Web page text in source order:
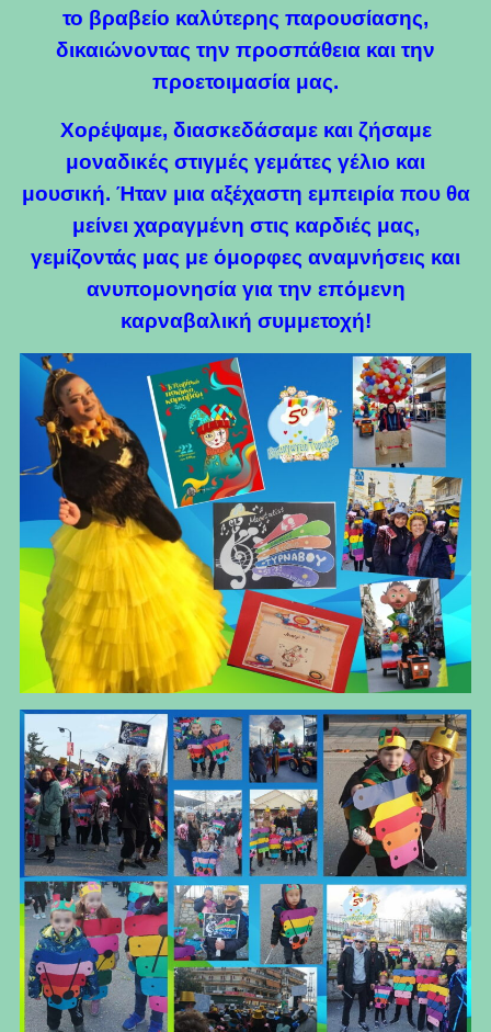
το βραβείο καλύτερης παρουσίασης,
δικαιώνοντας την προσπάθεια και την
προετοιμασία μας.
Χορέψαμε, διασκεδάσαμε και ζήσαμε
μοναδικές στιγμές γεμάτες γέλιο και
μουσική. Ήταν μια αξέχαστη εμπειρία που θα
μείνει χαραγμένη στις καρδιές μας,
γεμίζοντάς μας με όμορφες αναμνήσεις και
ανυπομονησία για την επόμενη
καρναβαλική συμμετοχή!